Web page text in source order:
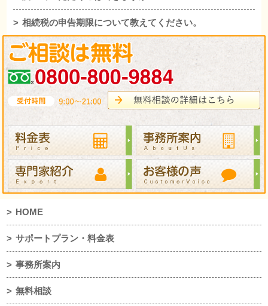
相続税の申告期限について教えてください。
HOME
サポートプラン・料金表
事務所案内
無料相談